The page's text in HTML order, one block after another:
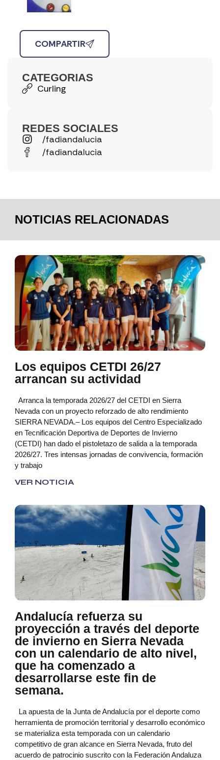
COMPARTIR
CATEGORIAS
Curling
REDES SOCIALES
/fadiandalucia
/fadiandalucia
NOTICIAS RELACIONADAS
Los equipos CETDI 26/27
arrancan su actividad
Arranca la temporada 2026/27 del CETDI en Sierra
Nevada con un proyecto reforzado de alto rendimiento
SIERRA NEVADA.– Los equipos del Centro Especializado
en Tecnificación Deportiva de Deportes de Invierno
(CETDI) han dado el pistoletazo de salida a la temporada
2026/27. Tres intensas jornadas de convivencia, formación
y trabajo
VER NOTICIA
Andalucía refuerza su
proyección a través del deporte
de invierno en Sierra Nevada
con un calendario de alto nivel,
que ha comenzado a
desarrollarse este fin de
semana.
La apuesta de la Junta de Andalucía por el deporte como
herramienta de promoción territorial y desarrollo económico
se materializa esta temporada con un calendario
competitivo de gran alcance en Sierra Nevada, fruto del
acuerdo de patrocinio suscrito con la Federación Andaluza